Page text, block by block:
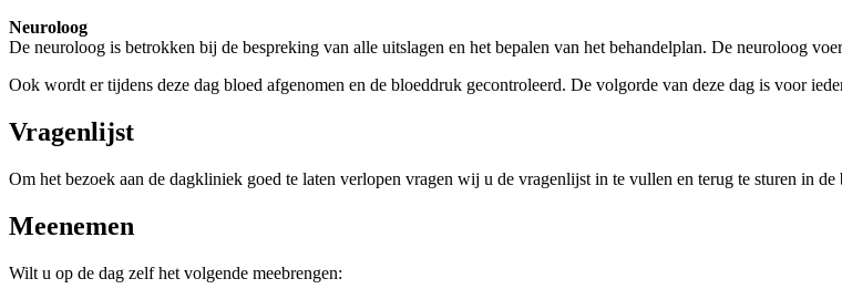
Neuroloog
De neuroloog is betrokken bij de bespreking van alle uitslagen en het bepalen van het behandelplan. De neuroloog
Ook wordt er tijdens deze dag bloed afgenomen en de bloeddruk gecontroleerd. De volgorde van deze dag is voor
Vragenlijst
Om het bezoek aan de dagkliniek goed te laten verlopen vragen wij u de vragenlijst in te vullen en terug te sturen in
Meenemen
Wilt u op de dag zelf het volgende meebrengen: